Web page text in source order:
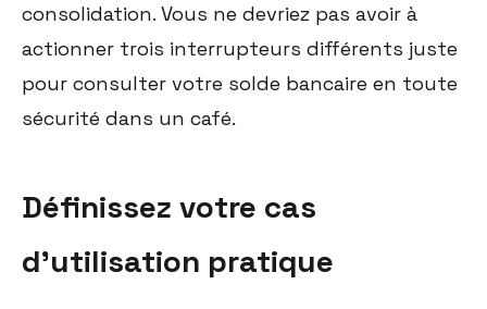
consolidation. Vous ne devriez pas avoir à
actionner trois interrupteurs différents juste
pour consulter votre solde bancaire en toute
sécurité dans un café.
Définissez votre cas
d'utilisation pratique